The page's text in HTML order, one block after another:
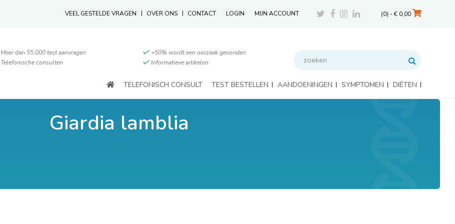
VEEL GESTELDE VRAGEN OVER ONS CONTACT LOGIN MIJN ACCOUNT Twitter
Facebook
Instagram
LinkedIn
(0) -€0,00
Meer dan 55.000 test aanvragen
+50% wordt een oorzaak gevonden
Telefonische consulten
Informatieve artikelen
TELEFONISCH CONSULT TEST BESTELLEN AANDOENINGEN SYMPTOMEN DIËTEN
Giardia lamblia